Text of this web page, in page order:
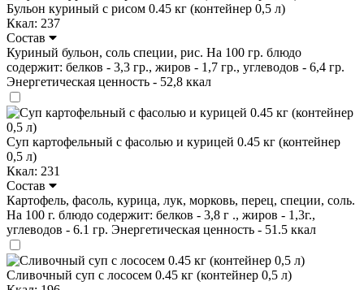
Бульон куриный с рисом 0.45 кг (контейнер 0,5 л)
Ккал: 237
Состав
Куриный бульон, соль специи, рис. На 100 гр. блюдо
содержит: белков - 3,3 гр., жиров - 1,7 гр., углеводов - 6,4 гр.
Энергетическая ценность - 52,8 ккал
Суп картофельный с фасолью и курицей 0.45 кг (контейнер
0,5 л)
Ккал: 231
Состав
Картофель, фасоль, курица, лук, морковь, перец, специи, соль.
На 100 г. блюдо содержит: белков - 3,8 г ., жиров - 1,3г.,
углеводов - 6.1 гр. Энергетическая ценность - 51.5 ккал
Сливочный суп с лососем 0.45 кг (контейнер 0,5 л)